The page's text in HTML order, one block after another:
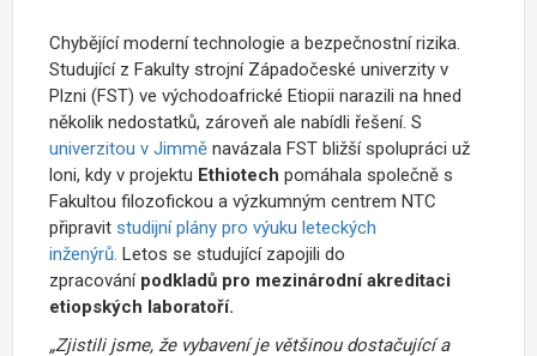
Chybějící moderní technologie a bezpečnostní rizika.
Studující z Fakulty strojní Západočeské univerzity v
Plzni (FST) ve východoafrické Etiopii narazili na hned
několik nedostatků, zároveň ale nabídli řešení. S
univerzitou v Jimmě navázala FST bližší spolupráci už
loni, kdy v projektu Ethiotech pomáhala společně s
Fakultou filozofickou a výzkumným centrem NTC
připravit studijní plány pro výuku leteckých
inženýrů. Letos se studující zapojili do
zpracování podkladů pro mezinárodní akreditaci
etiopských laboratoří.
„Zjistili jsme, že vybavení je většinou dostačující a